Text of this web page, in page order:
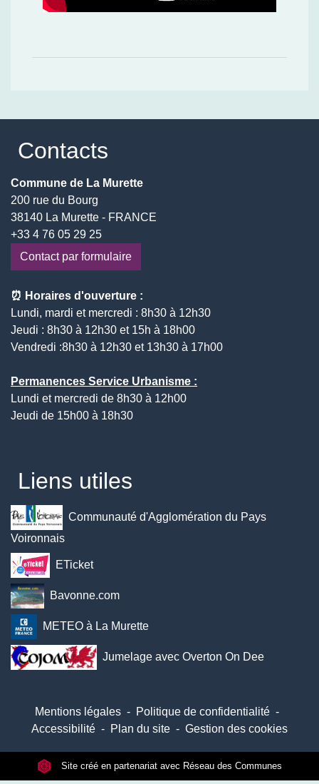
Contacts
Commune de La Murette
200 rue du Bourg
38140 La Murette - FRANCE
+33 4 76 05 29 25
Contact par formulaire
⏰ Horaires d'ouverture :
Lundi, mardi et mercredi : 8h30 à 12h30
Jeudi : 8h30 à 12h30 et 15h à 18h00
Vendredi :8h30 à 12h30 et 13h30 à 17h00
Permanences Service Urbanisme :
Lundi et mercredi de 8h30 à 12h00
Jeudi de 15h00 à 18h30
Liens utiles
Communauté d'Agglomération du Pays
Voironnais
ETicket
Bavonne.com
METEO à La Murette
Jumelage avec Overton On Dee
Mentions légales - Politique de confidentialité -
Accessibilité - Plan du site - Gestion des cookies
Site créé en partenariat avec Réseau des Communes